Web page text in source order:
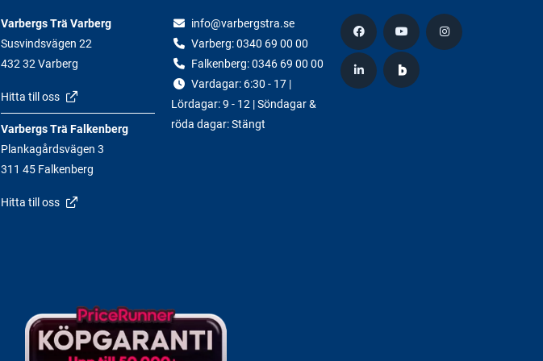
Varbergs Trä Varberg
Susvindsvägen 22
432 32 Varberg
Hitta till oss
Varbergs Trä Falkenberg
Plankagårdsvägen 3
311 45 Falkenberg
Hitta till oss
info@varbergstra.se
Varberg:0340 69 00 00
Falkenberg:0346 69 00 00
Vardagar: 6:30 - 17 |
Lördagar: 9 - 12 | Söndagar &
röda dagar: Stängt